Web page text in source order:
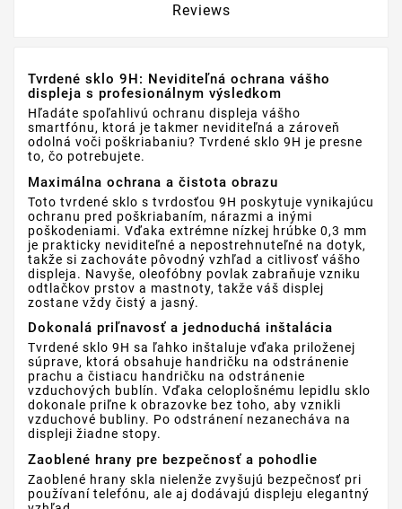
Reviews
Tvrdené sklo 9H: Neviditeľná ochrana vášho
displeja s profesionálnym výsledkom
Hľadáte spoľahlivú ochranu displeja vášho
smartfónu, ktorá je takmer neviditeľná a zároveň
odolná voči poškriabaniu? Tvrdené sklo 9H je presne
to, čo potrebujete.
Maximálna ochrana a čistota obrazu
Toto tvrdené sklo s tvrdosťou 9H poskytuje vynikajúcu
ochranu pred poškriabaním, nárazmi a inými
poškodeniami. Vďaka extrémne nízkej hrúbke 0,3 mm
je prakticky neviditeľné a nepostrehnuteľné na dotyk,
takže si zachováte pôvodný vzhľad a citlivosť vášho
displeja. Navyše, oleofóbny povlak zabraňuje vzniku
odtlačkov prstov a mastnoty, takže váš displej
zostane vždy čistý a jasný.
Dokonalá priľnavosť a jednoduchá inštalácia
Tvrdené sklo 9H sa ľahko inštaluje vďaka priloženej
súprave, ktorá obsahuje handričku na odstránenie
prachu a čistiacu handričku na odstránenie
vzduchových bublín. Vďaka celoplošnému lepidlu sklo
dokonale priľne k obrazovke bez toho, aby vznikli
vzduchové bubliny. Po odstránení nezanecháva na
displeji žiadne stopy.
Zaoblené hrany pre bezpečnosť a pohodlie
Zaoblené hrany skla nielenže zvyšujú bezpečnosť pri
používaní telefónu, ale aj dodávajú displeju elegantný